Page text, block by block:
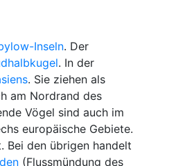
Inseln. Der
. In der
. Sie ziehen als
am Nordrand des
Vögel sind auch im
europäische Gebiete.
Bei den übrigen handelt
(Flussmündung des